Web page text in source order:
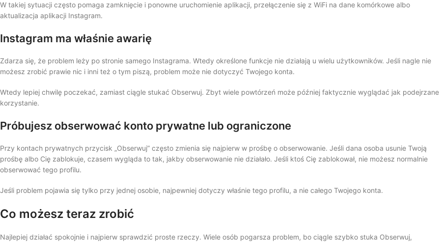
W takiej sytuacji często pomaga zamknięcie i ponowne uruchomienie aplikacji, przełączenie się z WiFi na dane komórkowe albo
aktualizacja aplikacji Instagram.
Instagram ma właśnie awarię
Zdarza się, że problem leży po stronie samego Instagrama. Wtedy określone funkcje nie działają u wielu użytkowników. Jeśli nagle nie
możesz zrobić prawie nic i inni też o tym piszą, problem może nie dotyczyć Twojego konta.
Wtedy lepiej chwilę poczekać, zamiast ciągle stukać Obserwuj. Zbyt wiele powtórzeń może później faktycznie wyglądać jak podejrzane
korzystanie.
Próbujesz obserwować konto prywatne lub ograniczone
Przy kontach prywatnych przycisk „Obserwuj” często zmienia się najpierw w prośbę o obserwowanie. Jeśli dana osoba usunie Twoją
prośbę albo Cię zablokuje, czasem wygląda to tak, jakby obserwowanie nie działało. Jeśli ktoś Cię zablokował, nie możesz normalnie
obserwować tego profilu.
Jeśli problem pojawia się tylko przy jednej osobie, najpewniej dotyczy właśnie tego profilu, a nie całego Twojego konta.
Co możesz teraz zrobić
Najlepiej działać spokojnie i najpierw sprawdzić proste rzeczy. Wiele osób pogarsza problem, bo ciągle szybko stuka Obserwuj,